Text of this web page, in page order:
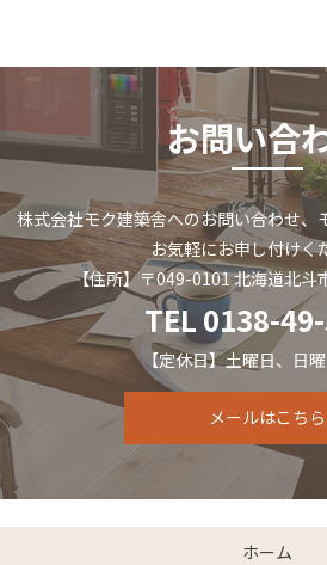
お問い合
株式会社モク建築舎へのお問い合わせ、
お気軽にお申し付けく
【住所】〒049-0101 北海道北斗
TEL 0138-
【定休日】土曜日、日
メールはこちら
ホーム